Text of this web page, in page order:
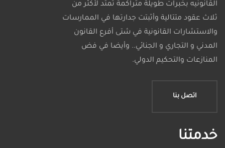
القانونيه بخبرات طويلة متراكمة تمتد لأكثر من
ثلاث عقود متتالية وأثبتت جدارتها في الممارسات
والاستشارات القانونية في شتى أفرع القانون
المدني و التجاري و الجنائي.. وأيضا في فض
المنازعات والتحكيم الدولي.
اتصل بنا
خدمتنا